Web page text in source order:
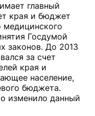
главный
края и бюджет
медицинского
Госдумой
законов. До 2013
за счет
края и
население,
бюджета.
изменило данный